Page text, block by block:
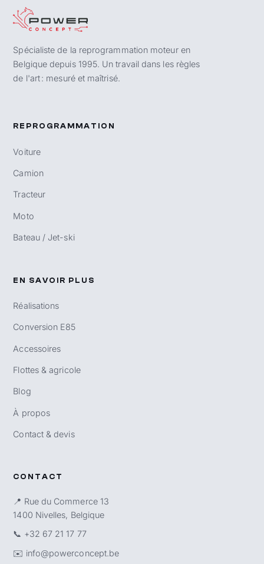
Spécialiste de la reprogrammation moteur en
Belgique depuis 1995. Un travail dans les règles
de l'art : mesuré et maîtrisé.
REPROGRAMMATION
Voiture
Camion
Tracteur
Moto
Bateau / Jet-ski
EN SAVOIR PLUS
Réalisations
Conversion E85
Accessoires
Flottes & agricole
Blog
À propos
Contact & devis
CONTACT
📍 Rue du Commerce 13
1400 Nivelles, Belgique
📞 +32 67 21 17 77
✉️ info@powerconcept.be